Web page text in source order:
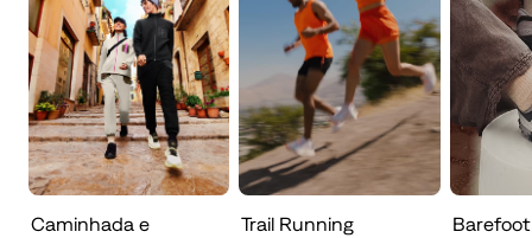
Caminhada e
Trail Running Barefoot